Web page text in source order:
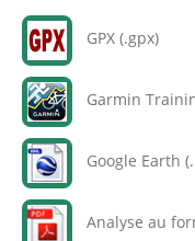
GPX (.gpx)
Garmin
Google Earth
Analyse au